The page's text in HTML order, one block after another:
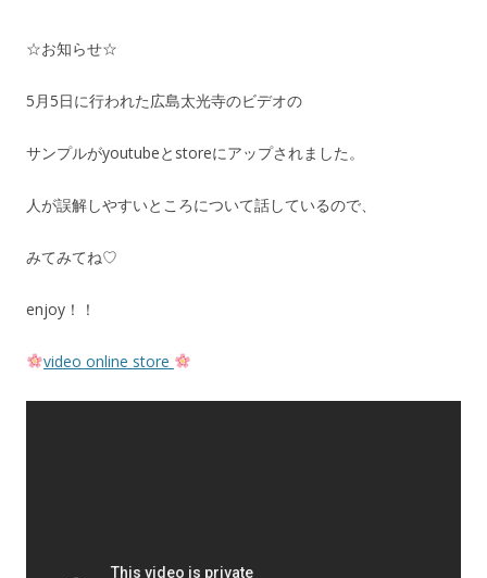
☆お知らせ☆
5月5日に行われた広島太光寺のビデオの
サンプルがyoutubeとstoreにアップされました。
人が誤解しやすいところについて話しているので、
みてみてね♡
enjoy！！
video online store